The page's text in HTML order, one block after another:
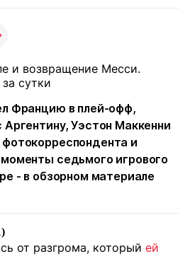
Францию в плей-офф,
Аргентину,Уэстон Маккенни
и
седьмого игрового
- в обзорном материале
от разгрома, который ей